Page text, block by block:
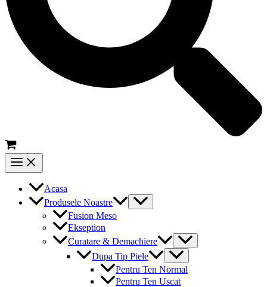
Main
Menu
Acasa
Produsele Noastre
Menu
Toggle
Fusion Meso
Ekseption
Curatare & Demachiere
Menu
Toggle
Dupa Tip Piele
Menu
Toggle
Pentru Ten Normal
Pentru Ten Uscat